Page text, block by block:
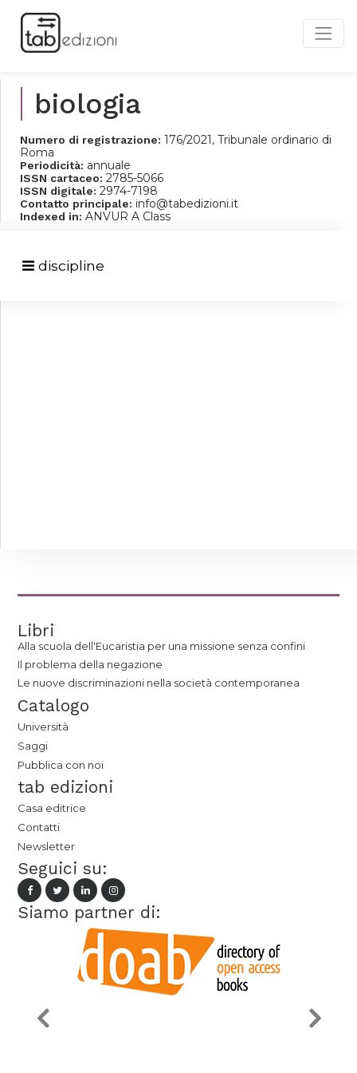
biologia
Numero di registrazione: 176/2021, Tribunale ordinario di
Roma
Periodicità: annuale
ISSN cartaceo: 2785-5066
ISSN digitale: 2974-7198
Contatto principale: info@tabedizioni.it
Indexed in: ANVUR A Class
discipline
Libri
Alla scuola dell'Eucaristia per una missione senza confini
Il problema della negazione
Le nuove discriminazioni nella società contemporanea
Catalogo
Università
Saggi
Pubblica con noi
tab edizioni
Casa editrice
Contatti
Newsletter
Seguici su:
Siamo partner di: